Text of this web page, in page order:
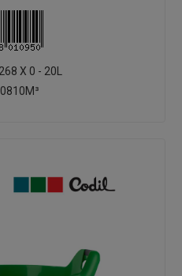
X 0 - 20L